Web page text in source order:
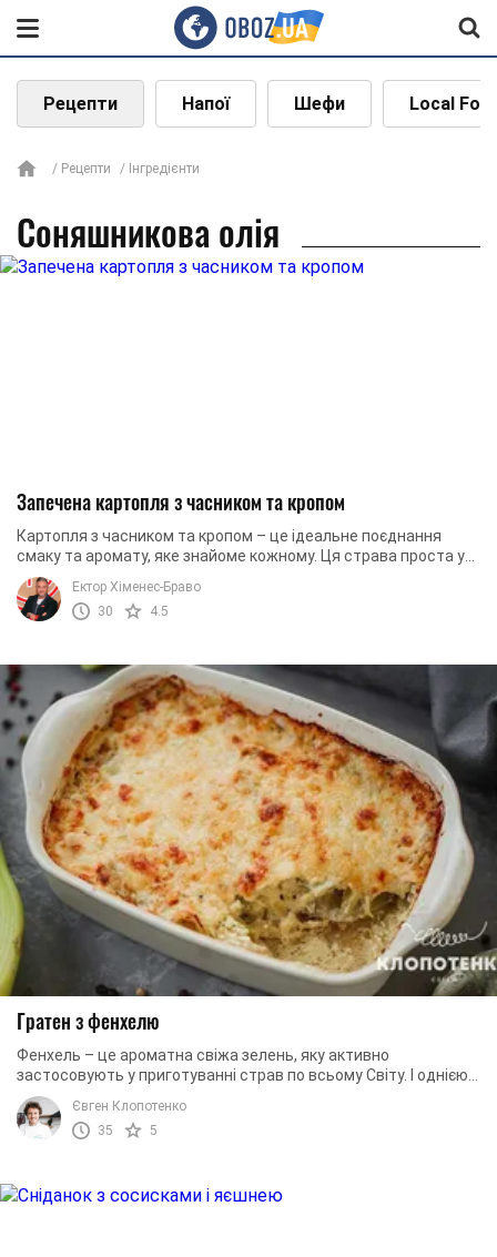
Рецепти Напої Шефи Local
Рецепти Інгредієнти
Соняшникова олія
Запечена картопля з часником та кропом
Картопля з часником та кропом – це ідеальне поєднання
смаку та аромату, яке знайоме кожному. Ця страва проста у
приготуванні, але завжди виходить ...
Ектор Хіменес-Браво
30
4.5
Гратен з фенхелю
Фенхель – це ароматна свіжа зелень, яку активно
застосовують у приготуванні страв по всьому Світу. І однією з
таких є гратен. Усі інгредієнти ...
Євген Клопотенко
35
5